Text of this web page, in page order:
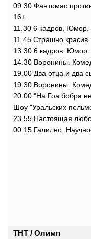
09.30 Фантомас
16+
11.30 6 кадров. Юмор.
11.45 Страшно
13.30 6 кадров. Юмор.
14.30 Воронины.
19.00 Два отца и два
19.30 Воронины.
20.00 "На Гоа бобра
Шоу "Уральских
23.55 Настоящая
00.15 Галилео.
ТНТ / Олимп